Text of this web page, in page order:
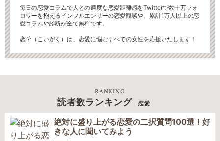
毎日の恋愛コラムで人との適度な恋愛距離感をTwitterで数十万フォ
ロワーを抱えるインフルエンサーの恋愛観談や、累計1万人以上の恋
愛コラムや診断が全て無料です。
恋学（こいがく）は、恋愛に悩むすべての女性を応援いたします！
RANKING
読者数ランキング - 恋愛
絶対に盛り上がる恋愛の二択質問100選！好
きな人に聞いてみよう